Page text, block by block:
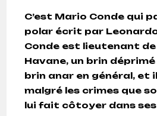
C’est Mario Conde qui
polar écrit par
Conde est lieutenant de
Havane, un brin déprimé
brin anar en général, et
malgré les crimes que
lui fait côtoyer dans ses